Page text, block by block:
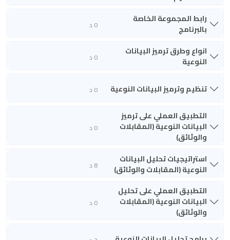
رابط المجموعة الخاصة
بالبرنامج
0 د
انواع وطرق ترميز البيانات
النوعية
0 د
تنظيم وترميز البيانات النوعية 0 د
التطبيق العملي على ترميز
البيانات النوعية (المقابلات
والوثائق)
0 د
استراتيجيات تحليل البيانات
النوعية (المقابلات والوثائق)
8 د
التطبيق العملي على تحليل
البيانات النوعية (المقابلات
والوثائق)
0 د